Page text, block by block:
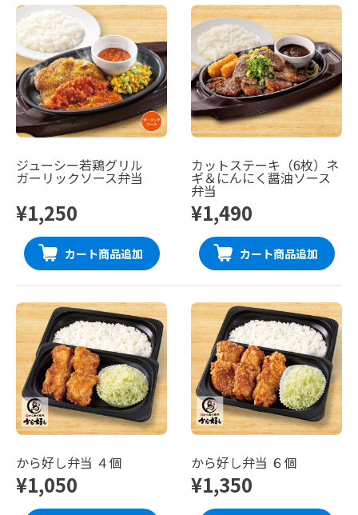
ジューシー若鶏グリル
ガーリックソース弁当
¥1,250
カート商品追加
カットステーキ（6枚）ネ
ギ＆にんにく醤油ソース
弁当
¥1,490
カート商品追加
から好し弁当 ４個
¥1,050
から好し弁当 ６個
¥1,350